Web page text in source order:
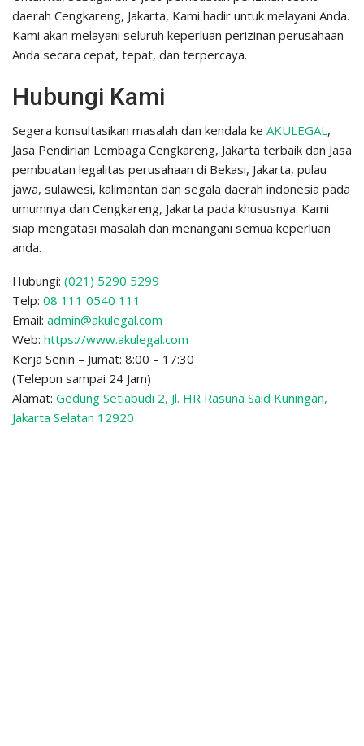
daerah Cengkareng, Jakarta, Kami hadir untuk melayani Anda.
Kami akan melayani seluruh keperluan perizinan perusahaan
Anda secara cepat, tepat, dan terpercaya.
Hubungi Kami
Segera konsultasikan masalah dan kendala ke AKULEGAL,
Jasa Pendirian Lembaga Cengkareng, Jakarta terbaik dan Jasa
pembuatan legalitas perusahaan di Bekasi, Jakarta, pulau
jawa, sulawesi, kalimantan dan segala daerah indonesia pada
umumnya dan Cengkareng, Jakarta pada khususnya. Kami
siap mengatasi masalah dan menangani semua keperluan
anda.
Hubungi: (021) 5290 5299
Telp: 08 111 0540 111
Email: admin@akulegal.com
Web: https://www.akulegal.com
Kerja Senin – Jumat: 8:00 – 17:30
(Telepon sampai 24 Jam)
Alamat: Gedung Setiabudi 2, Jl. HR Rasuna Said Kuningan,
Jakarta Selatan 12920